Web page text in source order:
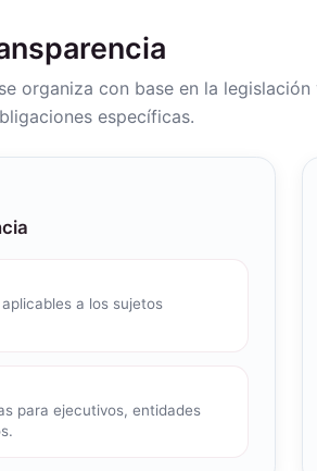
organiza con base en la
específicas.
a los sujetos
para ejecutivos, entidades